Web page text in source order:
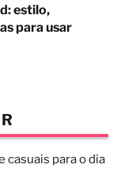
estilo,
para usar
casuais para o dia